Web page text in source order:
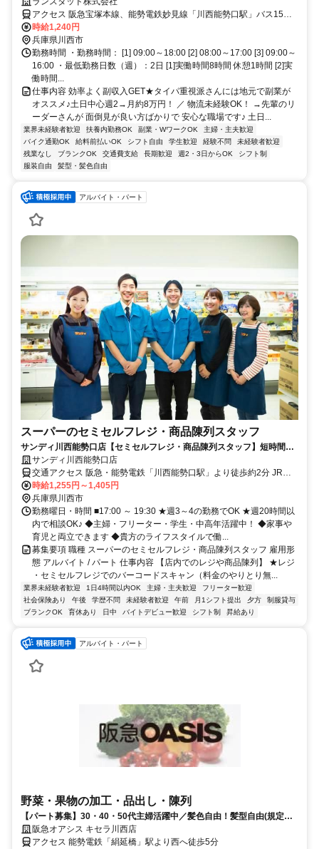
アクセス 阪急宝塚本線、能勢電鉄妙見線「川西能勢口駅」バス15分
川西の自衛隊駐屯地のすぐそば！阪急バス「自衛隊病院前」停留所か
ら約3分！ 自転車・バイク通勤OK☆
時給1,240円
兵庫県川西市
勤務時間 ・勤務時間： [1] 09:00～18:00 [2] 08:00～17:00 [3] 09:00～
16:00 ・最低勤務日数（週）：2日 [1]実働時間8時間 休憩1時間 [2]実
働時間...
仕事内容 効率よく副収入GET★タイパ重視派さんには地元で副業が
オススメ♪土日中心週2→月約8万円！ ／ 物流未経験OK！ →先輩のリ
ーダーさんが 面倒見が良い方ばかりで 安心な職場です♪ 土日...
業界未経験者歓迎 扶養内勤務OK 副業・WワークOK
主婦・主夫歓迎
バイク通勤OK
給料前払いOK シフト自由 学生歓迎 経験不問
未経験者歓迎
残業なし
ブランクOK 交通費支給 長期歓迎 週2・3日からOK
シフト制
服装自由
髪型・髪色自由
アルバイト・パート
スーパーのセミセルフレジ・商品陳列スタッフ
サンディ川西能勢口店【セミセルフレジ・商品陳列スタッフ】短時間や
扶養内など相談OK！近隣の方活躍中！
サンディ川西能勢口店
交通アクセス 阪急・能勢電鉄「川西能勢口駅」より徒歩約2分 JR宝
塚線「川西池田駅」より徒歩約10分
時給1,255円～1,405円
兵庫県川西市
勤務曜日・時間 ■17:00 ～ 19:30 ★週3～4の勤務でOK ★週20時間以
内で相談OK♪ ◆主婦・フリーター・学生・中高年活躍中！ ◆家事や
育児と両立できます ◆貴方のライフスタイルで働...
募集要項 職種 スーパーのセミセルフレジ・商品陳列スタッフ 雇用形
態 アルバイト / パート 仕事内容 【店内でのレジや商品陳列】 ★レジ
・セミセルフレジでのバーコードスキャン（料金のやりとり無...
業界未経験者歓迎 1日4時間以内OK 主婦・主夫歓迎
フリーター歓迎
社会保険あり
午後 学歴不問 未経験者歓迎 午前 月1シフト提出 夕方
制服貸与
ブランクOK
育休あり 日中 バイトデビュー歓迎 シフト制 昇給あり
アルバイト・パート
野菜・果物の加工・品出し・陳列
【パート募集】30・40・50代主婦活躍中／髪色自由！髪型自由(規定
有)、嬉しいお買い物特典あり♪
阪急オアシス キセラ川西店
アクセス 能勢電鉄「絹延橋」駅より西へ徒歩5分